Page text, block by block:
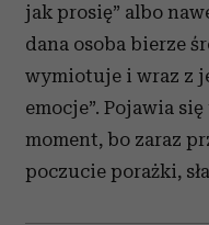
jak prosię” albo
dana osoba bierze
wymiotuje i wraz z
emocje”. Pojawia
moment, bo zaraz
poczucie porażki,